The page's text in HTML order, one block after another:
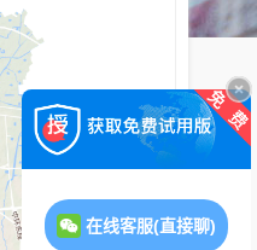
在线客服(直接聊)